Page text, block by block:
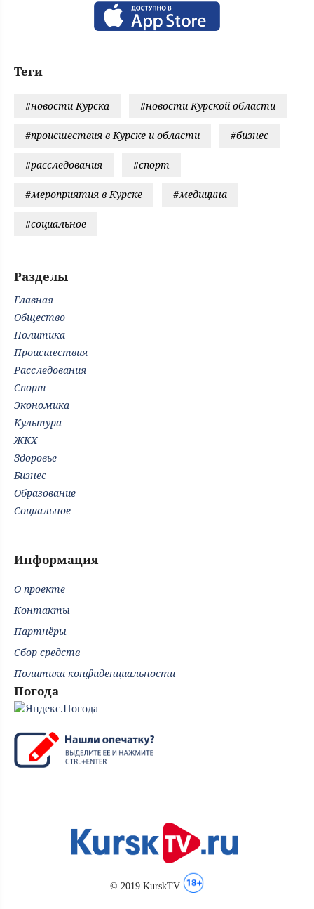
Теги
#новости Курска #новости Курской области
#происшествия в Курске и области #бизнес
#расследования #спорт
#мероприятия в Курске #медицина
#социальное
Разделы
Главная
Общество
Политика
Происшествия
Расследования
Спорт
Экономика
Культура
ЖКХ
Здоровье
Бизнес
Образование
Социальное
Информация
О проекте
Контакты
Партнёры
Сбор средств
Политика конфиденциальности
Погода
© 2019 KurskTV